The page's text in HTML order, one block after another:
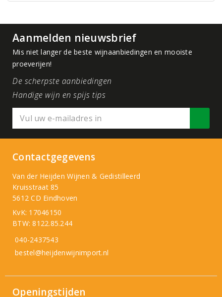
Aanmelden nieuwsbrief
Mis niet langer de beste wijnaanbiedingen en mooiste
proeverijen!
De scherpste aanbiedingen
Handige wijn en spijs tips
Contactgegevens
Van der Heijden Wijnen & Gedistilleerd
Kruisstraat 85
5612 CD Eindhoven
KvK: 17046150
BTW: 8122.85.244
040-2437543
bestel@heijdenwijnimport.nl
Openingstijden